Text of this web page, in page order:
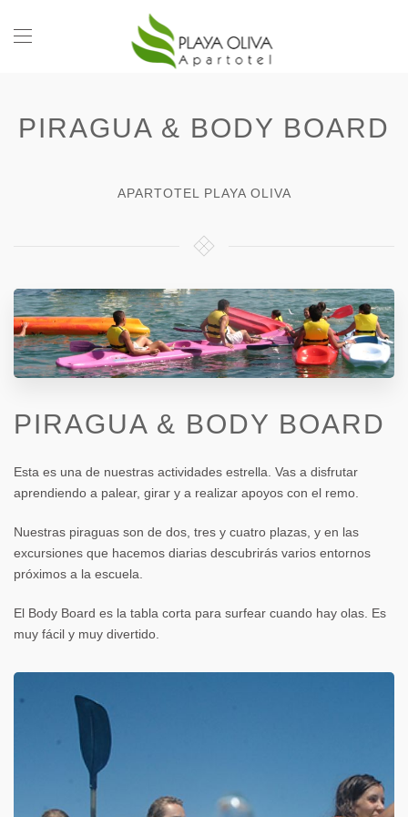
PIRAGUA & BODY BOARD
APARTOTEL PLAYA OLIVA
PIRAGUA & BODY BOARD
Esta es una de nuestras actividades estrella. Vas a disfrutar
aprendiendo a palear, girar y a realizar apoyos con el remo.
Nuestras piraguas son de dos, tres y cuatro plazas, y en las
excursiones que hacemos diarias descubrirás varios entornos
próximos a la escuela.
El Body Board es la tabla corta para surfear cuando hay olas. Es
muy fácil y muy divertido.